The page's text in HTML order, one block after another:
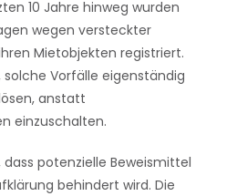
10 Jahre hinweg wurden
wegen versteckter
Mietobjekten registriert.
Vorfälle eigenständig
anstatt
einzuschalten.
potenzielle Beweismittel
behindert wird. Die